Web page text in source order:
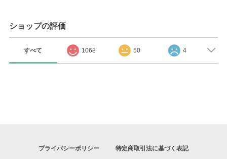
ショップの評価
すべて 1068 50 4
プライバシーポリシー 特定商取引法に基づく表記